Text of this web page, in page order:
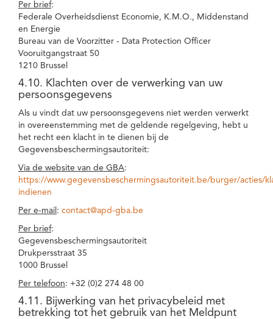
Per brief:
Federale Overheidsdienst Economie, K.M.O., Middenstand
en Energie
Bureau van de Voorzitter - Data Protection Officer
Vooruitgangstraat 50
1210 Brussel
4.10. Klachten over de verwerking van uw
persoonsgegevens
Als u vindt dat uw persoonsgegevens niet werden verwerkt
in overeenstemming met de geldende regelgeving, hebt u
het recht een klacht in te dienen bij de
Gegevensbeschermingsautoriteit:
Via de website van de GBA:
https://www.gegevensbeschermingsautoriteit.be/burger/acties/
indienen
Per e-mail : contact@apd-gba.be
Per brief:
Gegevensbeschermingsautoriteit
Drukpersstraat 35
1000 Brussel
Per telefoon: +32 (0)2 274 48 00
4.11. Bijwerking van het privacybeleid met
betrekking tot het gebruik van het Meldpunt